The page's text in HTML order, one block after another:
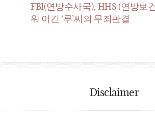
FBI(연방수사국), HHS (연방보
워 이긴 ‘루’씨의 무죄판결
Disclaimer